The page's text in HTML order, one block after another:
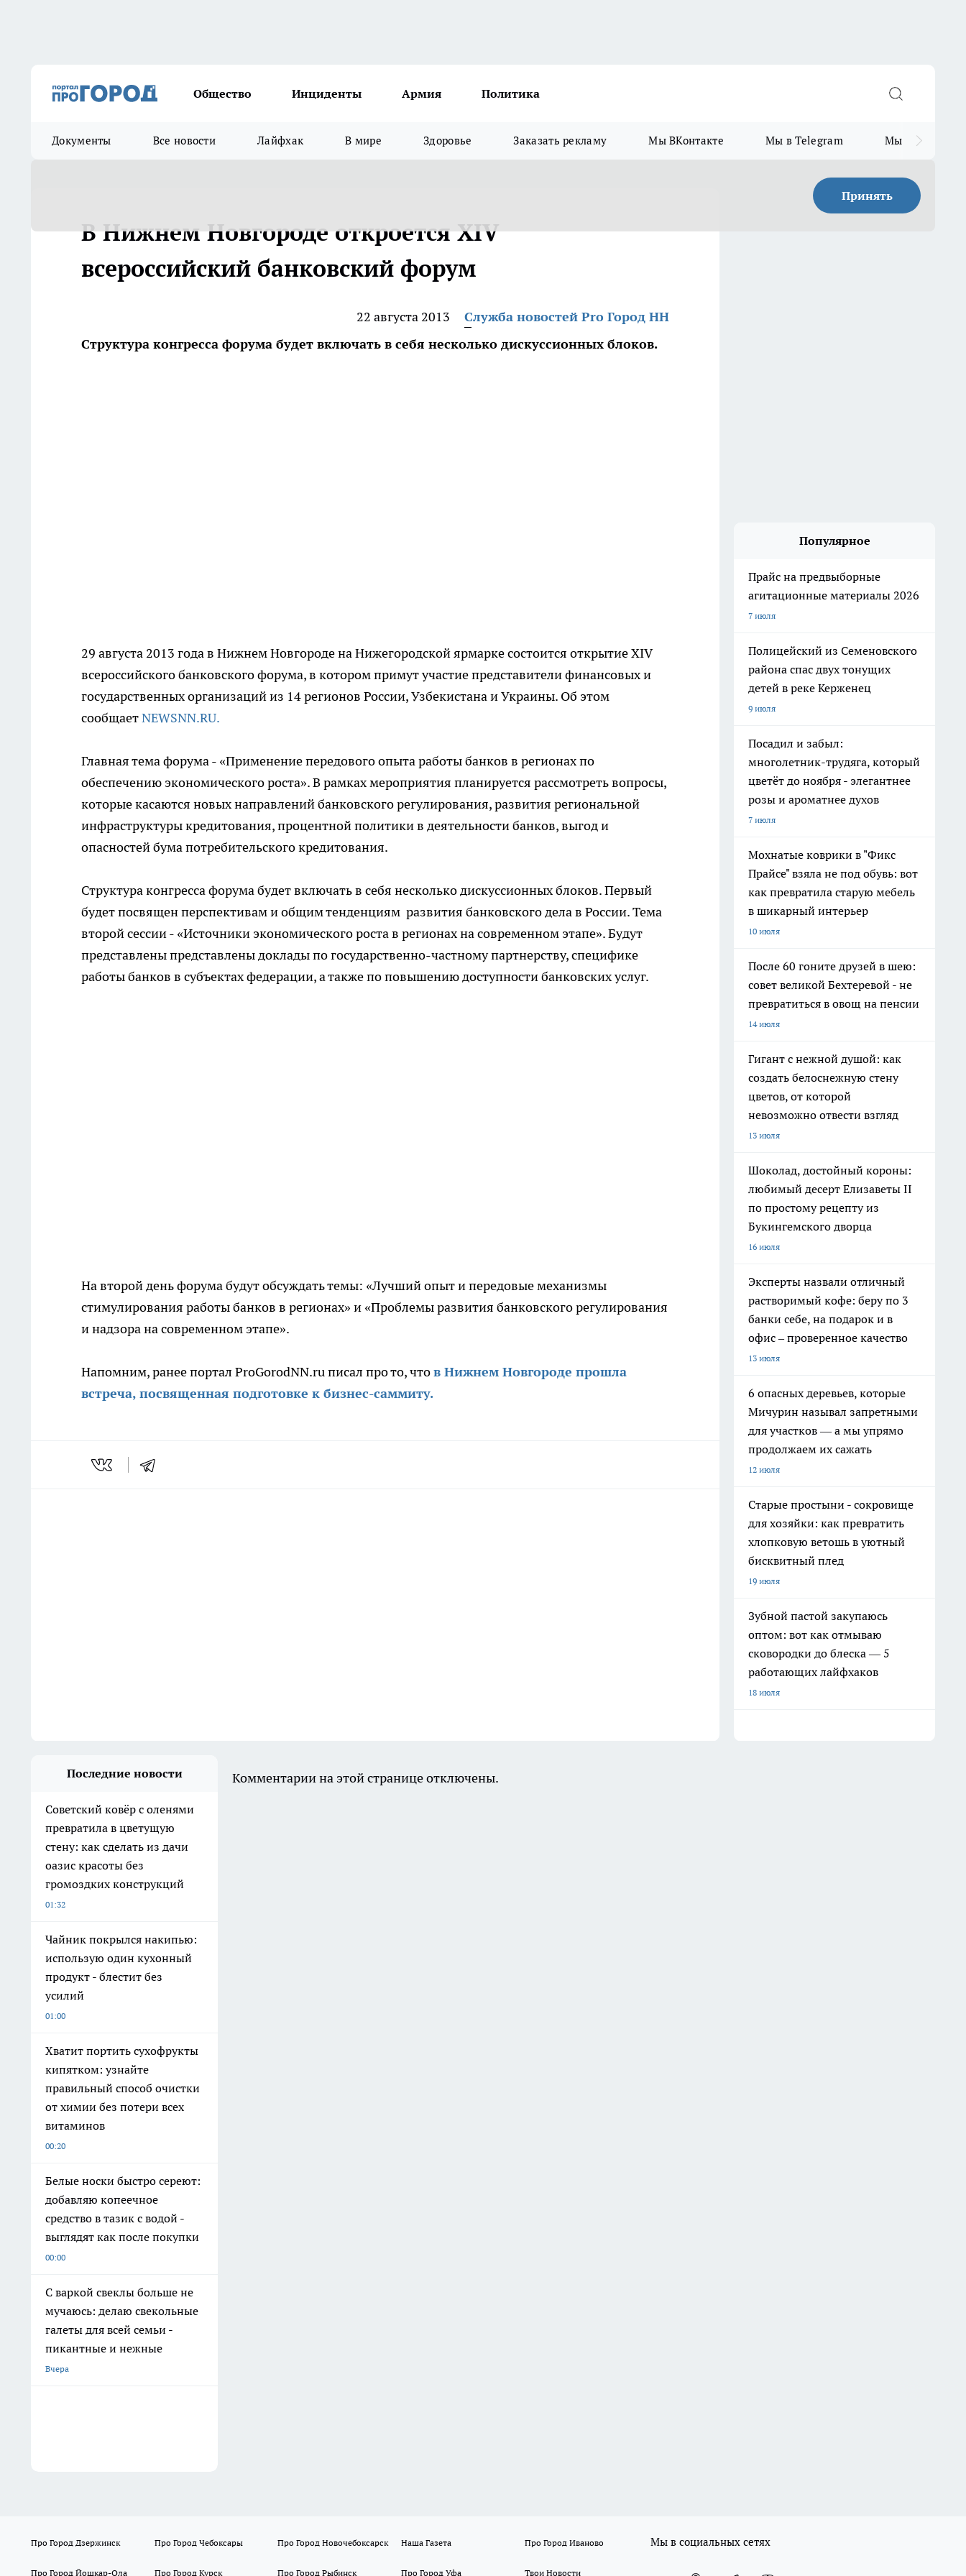
Общество Инциденты Армия Политика
Документы Все новости Лайфхак В мире Здоровье Заказать рекламу Мы ВКонтакте Мы в Telegram Мы в MAX
Принять
В Нижнем Новгороде откроется XIV
всероссийский банковский форум
22 августа 2013
Служба новостей Pro Город НН
Структура конгресса форума будет включать в себя несколько дискуссионных блоков.
29 августа 2013 года в Нижнем Новгороде на Нижегородской ярмарке состоится открытие XIV
всероссийского банковского форума, в котором примут участие представители финансовых и
государственных организаций из 14 регионов России, Узбекистана и Украины. Об этом
сообщаетNEWSNN.RU.
Главная тема форума - «Применение передового опыта работы банков в регионах по
обеспечению экономического роста». В рамках мероприятия планируется рассмотреть вопросы,
которые касаются новых направлений банковского регулирования, развития региональной
инфраструктуры кредитования, процентной политики в деятельности банков, выгод и
опасностей бума потребительского кредитования.
Структура конгресса форума будет включать в себя несколько дискуссионных блоков. Первый
будет посвящен перспективам и общим тенденциям развития банковского дела в России. Тема
второй сессии - «Источники экономического роста в регионах на современном этапе». Будут
представлены представлены доклады по государственно-частному партнерству, специфике
работы банков в субъектах федерации, а также по повышению доступности банковских услуг.
На второй день форума будут обсуждать темы: «Лучший опыт и передовые механизмы
стимулирования работы банков в регионах» и «Проблемы развития банковского регулирования
и надзора на современном этапе».
Напомним, ранее портал ProGorodNN.ru писал про то, чтов Нижнем Новгороде прошла
встреча, посвященная подготовке к бизнес-саммиту.
Популярное
Прайс на предвыборные
агитационные материалы 2026
7 июля
Полицейский из Семеновского
района спас двух тонущих
детей в реке Керженец
9 июля
Посадил и забыл:
многолетник-трудяга, который
цветёт до ноября - элегантнее
розы и ароматнее духов
7 июля
Мохнатые коврики в "Фикс
Прайсе" взяла не под обувь: вот
как превратила старую мебель
в шикарный интерьер
10 июля
После 60 гоните друзей в шею:
совет великой Бехтеревой - не
превратиться в овощ на пенсии
14 июля
Гигант с нежной душой: как
создать белоснежную стену
цветов, от которой
невозможно отвести взгляд
13 июля
Шоколад, достойный короны:
любимый десерт Елизаветы II
по простому рецепту из
Букингемского дворца
16 июля
Эксперты назвали отличный
растворимый кофе: беру по 3
банки себе, на подарок и в
офис – проверенное качество
13 июля
6 опасных деревьев, которые
Мичурин называл запретными
для участков — а мы упрямо
продолжаем их сажать
12 июля
Старые простыни - сокровище
для хозяйки: как превратить
хлопковую ветошь в уютный
бисквитный плед
19 июля
Зубной пастой закупаюсь
оптом: вот как отмываю
сковородки до блеска — 5
работающих лайфхаков
18 июля
Последние новости
Советский ковёр с оленями
превратила в цветущую
стену: как сделать из дачи
оазис красоты без
громоздких конструкций
01:32
Чайник покрылся накипью:
использую один кухонный
продукт - блестит без
усилий
01:00
Хватит портить сухофрукты
кипятком: узнайте
правильный способ очистки
от химии без потери всех
витаминов
00:20
Белые носки быстро сереют:
добавляю копеечное
средство в тазик с водой -
выглядят как после покупки
00:00
С варкой свеклы больше не
мучаюсь: делаю свекольные
галеты для всей семьи -
пикантные и нежные
Вчера
Комментарии на этой странице отключены.
Про Город Дзержинск Про Город Чебоксары Про Город Новочебоксарск Наша Газета Про Город Иваново
Про Город Йошкар-Ола Про Город Курск Про Город Рыбинск Про Город Уфа Твои Новости
Мы в социальных сетях